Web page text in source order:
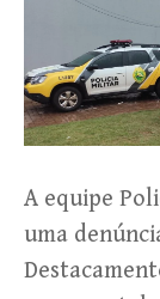
A equipe
uma